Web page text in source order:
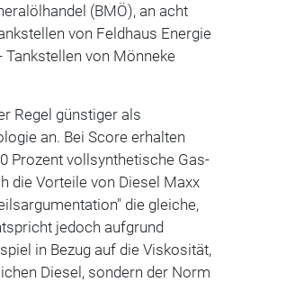
(BMÖ), an acht
von Feldhaus Energie
Tankstellen von Mönneke
Regel günstiger als
an. Bei Score erhalten
Prozent vollsynthetische Gas-
die Vorteile von Diesel Maxx
die gleiche,
jedoch aufgrund
in Bezug auf die Viskosität,
Diesel, sondern der Norm